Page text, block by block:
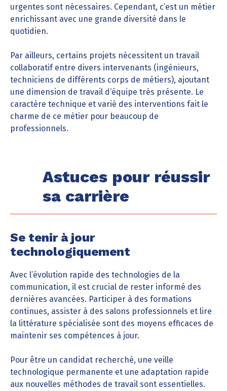
urgentes sont nécessaires. Cependant, c’est un métier
enrichissant avec une grande diversité dans le
quotidien.
Par ailleurs, certains projets nécessitent un travail
collaboratif entre divers intervenants (ingénieurs,
techniciens de différents corps de métiers), ajoutant
une dimension de travail d’équipe très présente. Le
caractère technique et varié des interventions fait le
charme de ce métier pour beaucoup de
professionnels.
Astuces pour réussir
sa carrière
Se tenir à jour
technologiquement
Avec l’évolution rapide des technologies de la
communication, il est crucial de rester informé des
dernières avancées. Participer à des formations
continues, assister à des salons professionnels et lire
la littérature spécialisée sont des moyens efficaces de
maintenir ses compétences à jour.
Pour être un candidat recherché, une veille
technologique permanente et une adaptation rapide
aux nouvelles méthodes de travail sont essentielles.